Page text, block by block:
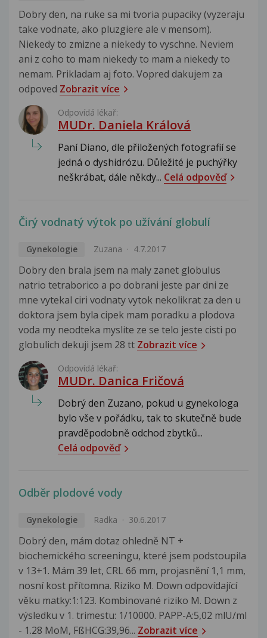
Dobry den, na ruke sa mi tvoria pupaciky (vyzeraju
take vodnate, ako pluzgiere ale v mensom).
Niekedy to zmizne a niekedy to vyschne. Neviem
ani z coho to mam niekedy to mam a niekedy to
nemam. Prikladam aj foto. Vopred dakujem za
odpoved Zobrazit více
Odpovídá lékař:
MUDr. Daniela Králová
Paní Diano, dle přiložených fotografií se
jedná o dyshidrózu. Důležité je puchýřky
neškrábat, dále někdy... Celá odpověď
Čirý vodnatý výtok po užívání globulí
Gynekologie Zuzana 4.7.2017
Dobry den brala jsem na maly zanet globulus
natrio tetraborico a po dobrani jeste par dni ze
mne vytekal ciri vodnaty vytok nekolikrat za den u
doktora jsem byla cipek mam poradku a plodova
voda my neodteka myslite ze se telo jeste cisti po
globulich dekuji jsem 28 tt Zobrazit více
Odpovídá lékař:
MUDr. Danica Fričová
Dobrý den Zuzano, pokud u gynekologa
bylo vše v pořádku, tak to skutečně bude
pravděpodobně odchod zbytků...
Celá odpověď
Odběr plodové vody
Gynekologie Radka 30.6.2017
Dobrý den, mám dotaz ohledně NT +
biochemického screeningu, které jsem podstoupila
v 13+1. Mám 39 let, CRL 66 mm, projasnění 1,1 mm,
nosní kost přítomna. Riziko M. Down odpovídající
věku matky:1:123. Kombinované riziko M. Down z
výsledku v 1. trimestu: 1/10000. PAPP-A:5,02 mlU/ml
- 1.28 MoM, FßHCG:39,96... Zobrazit více